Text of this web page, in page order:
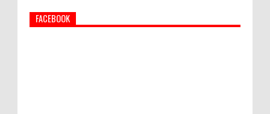
PEMKAB KLUNGKUNG GELAR PASAR
FACEBOOK